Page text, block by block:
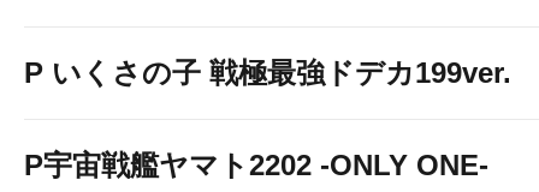
P いくさの子 戦極最強ドデカ199ver.
P宇宙戦艦ヤマト2202 -ONLY ONE-